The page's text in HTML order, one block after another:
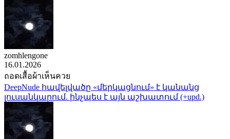
zomhlengone
16.01.2026
ถอดเสื้อผ้าเห็นควย
DeepNude հավելվածը «մերկացնում» է կանանց
լուսանկարում. ինչպես է այն աշխատում (+upd.)